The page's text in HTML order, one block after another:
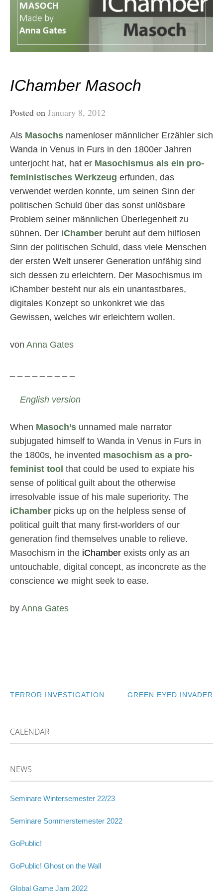
IChamber Masoch
Posted on January 8, 2012
Als Masochs namenloser männlicher Erzähler sich
Wanda in Venus in Furs in den 1800er Jahren
unterjocht hat, hat er Masochismus als ein pro-
feministisches Werkzeug erfunden, das
verwendet werden konnte, um seinen Sinn der
politischen Schuld über das sonst unlösbare
Problem seiner männlichen Überlegenheit zu
sühnen. Der iChamber beruht auf dem hilflosen
Sinn der politischen Schuld, dass viele Menschen
der ersten Welt unserer Generation unfähig sind
sich dessen zu erleichtern. Der Masochismus im
iChamber besteht nur als ein unantastbares,
digitales Konzept so unkonkret wie das
Gewissen, welches wir erleichtern wollen.
von Anna Gates
English version
When Masoch’s unnamed male narrator
subjugated himself to Wanda in Venus in Furs in
the 1800s, he invented masochism as a pro-
feminist tool that could be used to expiate his
sense of political guilt about the otherwise
irresolvable issue of his male superiority. The
iChamber picks up on the helpless sense of
political guilt that many first-worlders of our
generation find themselves unable to relieve.
Masochism in the iChamber exists only as an
untouchable, digital concept, as inconcrete as the
conscience we might seek to ease.
by Anna Gates
NAVIGATION
TERROR INVESTIGATION GREEN EYED INVADER
CALENDAR
NEWS
Seminare Wintersemester 22/23
Seminare Sommerstemester 2022
GoPublic!
GoPublic! Ghost on the Wall
Global Game Jam 2022